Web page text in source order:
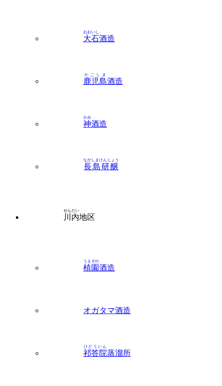
大石
おおいし
酒造
鹿児島
かごしま
酒造
神
かみ
酒造
長島研醸
ながしまけんじょう
川内
せんだい
地区
植園
うえぞの
酒造
オガタマ酒造
祁答院
けどういん
蒸溜所